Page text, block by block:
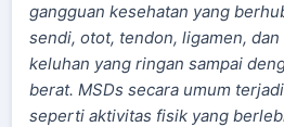
gangguan kesehatan yang
sendi, otot, tendon, ligamen, dan
keluhan yang ringan sampai
berat. MSDs secara umum
seperti aktivitas fisik yang